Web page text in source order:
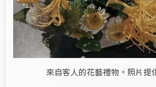
來自客人的花藝禮物。照片提